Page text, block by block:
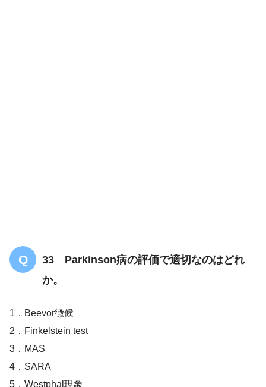
33 Parkinson病の評価で適切なのはどれ
か。
1．Beevor徴候
2．Finkelstein test
3．MAS
4．SARA
5．Westphal現象